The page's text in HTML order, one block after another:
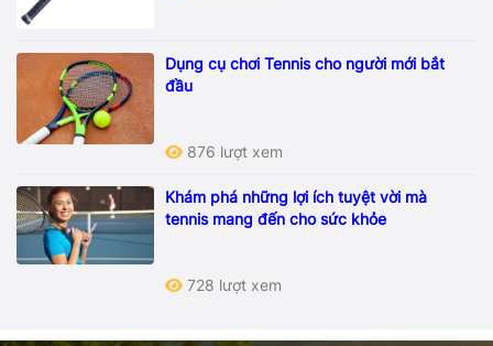
Dụng cụ chơi Tennis cho người mới bắt
đầu
876 lượt xem
Khám phá những lợi ích tuyệt vời mà
tennis mang đến cho sức khỏe
728 lượt xem